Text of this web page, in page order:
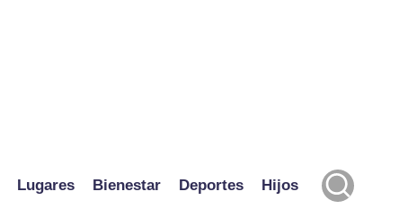
Lugares Bienestar Deportes Hijos